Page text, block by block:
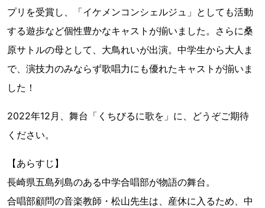
プリを受賞し、「イケメンコンシェルジュ」としても活動
する遊歩など個性豊かなキャストが揃いました。さらに桑
原サトルの母として、大鳥れいが出演。中学生から大人ま
で、演技力のみならず歌唱力にも優れたキャストが揃いま
した！
2022年12月、舞台「くちびるに歌を」に、どうぞご期待
ください。
【あらすじ】
長崎県五島列島のある中学合唱部が物語の舞台。
合唱部顧問の音楽教師・松山先生は、産休に入るため、中